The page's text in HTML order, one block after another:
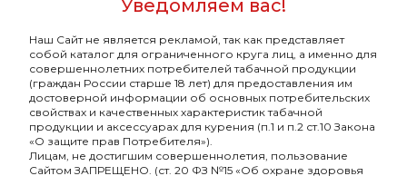
ХИТ
Уведомляем вас!
Наш Сайт не является рекламой, так как представляет
собой каталог для ограниченного круга лиц, а именно для
совершеннолетних потребителей табачной продукции
(граждан России старше 18 лет) для предоставления им
достоверной информации об основных потребительских
свойствах и качественных характеристик табачной
продукции и аксессуарах для курения (п.1 и п.2 ст.10 Закона
«О защите прав Потребителя»).
Лицам, не достигшим совершеннолетия, пользование
Сайтом ЗАПРЕЩЕНО. (ст. 20 ФЗ №15 «Об охране здоровья